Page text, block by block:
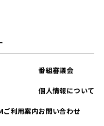
2022年11月
2022年10月
ご利用案内
番組審議会
個人情報について
お問い合わせ